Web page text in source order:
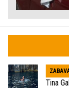
Tina